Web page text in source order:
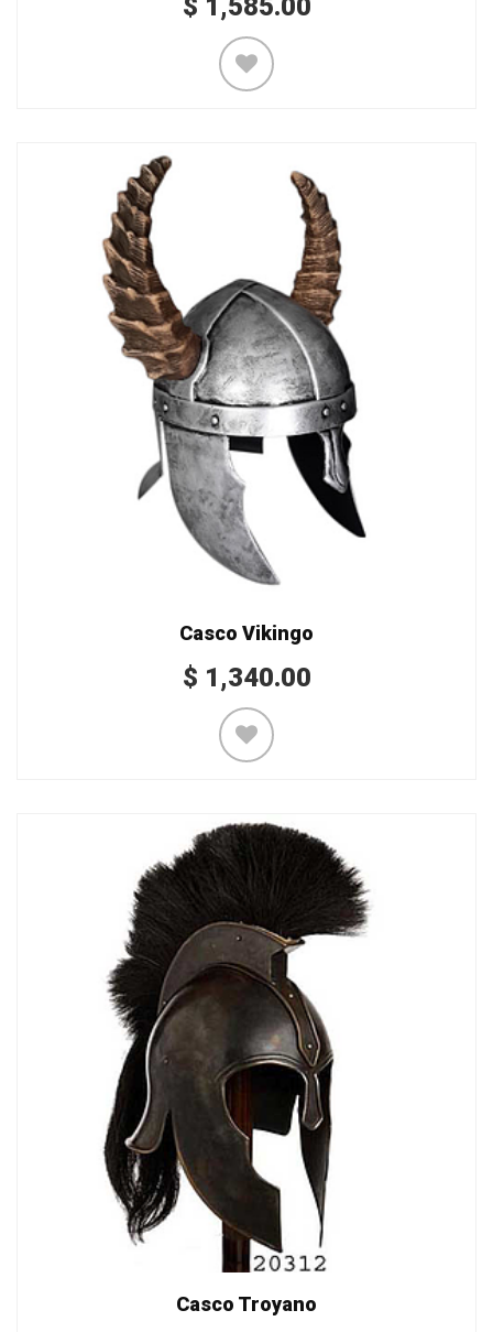
$ 1,585.00
Casco Vikingo
$ 1,340.00
Casco Troyano